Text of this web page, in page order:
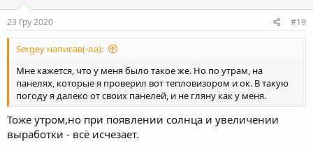
23 Гру 2020 #19
Sergey написав(-ла):
Мне кажется, что у меня было такое же. Но по утрам, на
панелях, которые я проверил вот тепловизором и ок. В такую
погоду я далеко от своих панелей, и не гляну как у меня.
Тоже утром,но при появлении солнца и увеличении
выработки - всё исчезает.